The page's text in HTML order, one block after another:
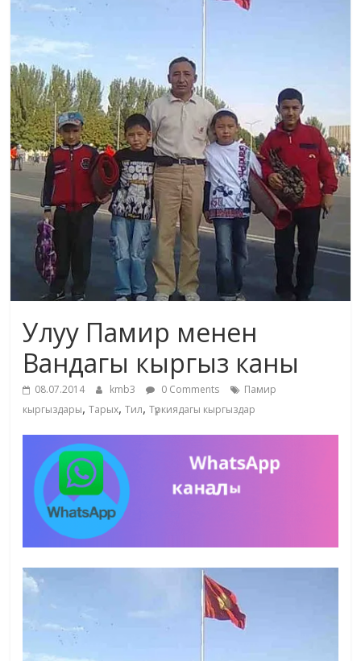
маданияты
жана
адабияты
Улуу Памир менен
Вандагы кыргыз каны
08.07.2014 kmb3 0 Comments
Памир
кыргыздары,Тарых,Тил,Түркиядагы кыргыздар